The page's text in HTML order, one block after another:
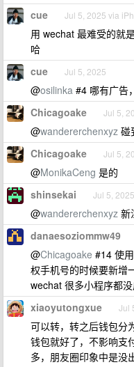
cue Jul 5, 2025 via
用 wechat 最难受的就
哈
cue Jul 5, 2025
@osilinka #4 哪有广告
Chicagoake Jul 5,
@wandererchenxyz 碰
Chicagoake Jul 5,
@MonikaCeng 是的
shinsekai Jul 5, 2025
@wandererchenxyz 新
danaesoziommw49
@Chicagoake #14 使
权手机号的时候要新增
wechat 很多小程序都没
xiaoyutongxue Jul
可以转，转之后钱包分
钱包就好了，不影响支
多，朋友圈印象中是没